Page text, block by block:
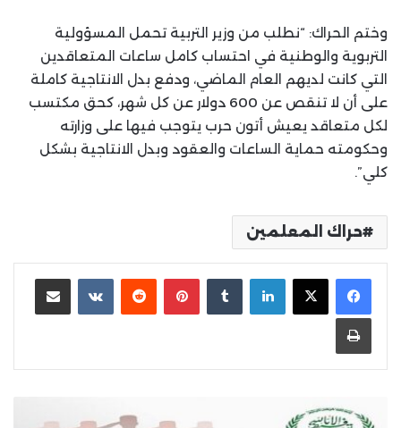
وختم الحراك: “نطلب من وزير التربية تحمل المسؤولية
التربوية والوطنية في احتساب كامل ساعات المتعاقدين
التي كانت لديهم العام الماضي، ودفع بدل الانتاجية كاملة
على أن لا تنقص عن 600 دولار عن كل شهر، كحق مكتسب
لكل متعاقد يعيش أتون حرب يتوجب فيها على وزارته
وحكومته حماية الساعات والعقود وبدل الانتاجية بشكل
كلي”.
حراك المعلمين
لينكدإن بينتيريست مشاركة عبر البريد
طباعة